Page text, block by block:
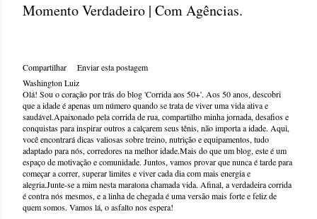
Momento Verdadeiro | Com Agências.
Compartilhar
Enviar esta postagem
Washington Luiz
Olá! Sou o coração por trás do blog 'Corrida aos 50+'. Aos 50 anos, descobri
que a idade é apenas um número quando se trata de viver uma vida ativa e
saudável.Apaixonado pela corrida de rua, compartilho minha jornada, desafios e
conquistas para inspirar outros a calçarem seus tênis, não importa a idade. Aqui,
você encontrará dicas valiosas sobre treino, nutrição e equipamentos, tudo
adaptado para nós, corredores na melhor idade.Mais do que um blog, este é um
espaço de motivação e comunidade. Juntos, vamos provar que nunca é tarde para
começar a correr, superar limites e viver cada dia com mais energia e
alegria.Junte-se a mim nesta maratona chamada vida. Afinal, a verdadeira corrida
é contra nós mesmos, e a linha de chegada é uma versão mais forte e feliz de
quem somos. Vamos lá, o asfalto nos espera!